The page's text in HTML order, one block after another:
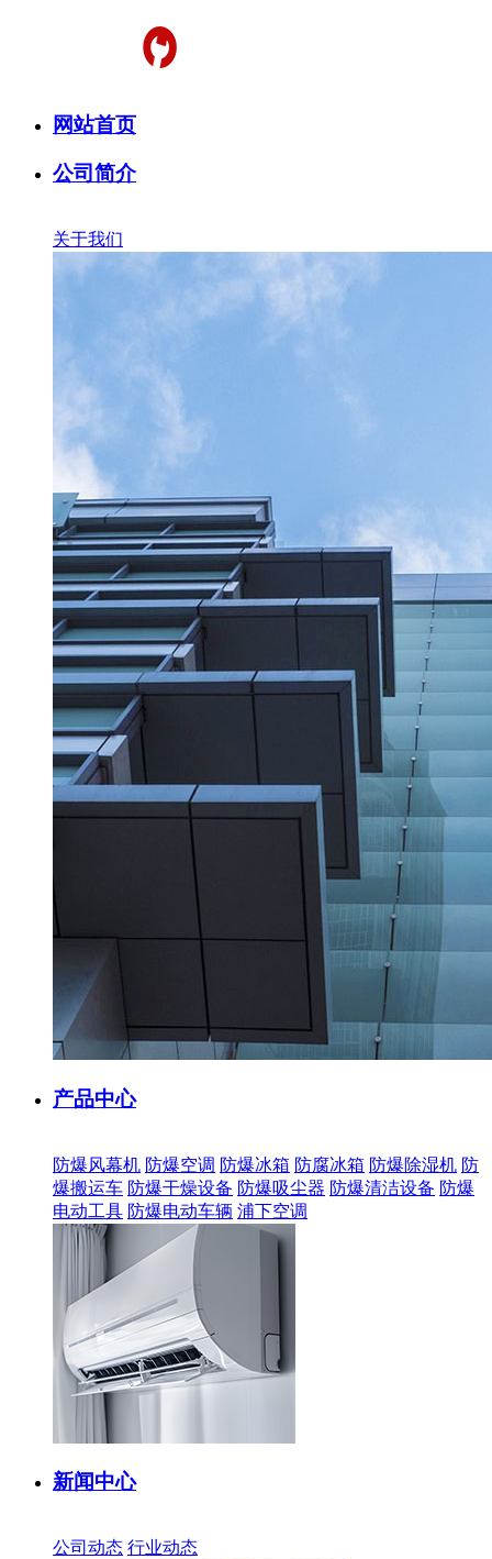
网站首页
公司简介
关于我们
产品中心
防爆风幕机 防爆空调 防爆冰箱 防腐冰箱 防爆除湿机 防
爆搬运车 防爆干燥设备 防爆吸尘器 防爆清洁设备 防爆
电动工具 防爆电动车辆 浦下空调
新闻中心
公司动态 行业动态